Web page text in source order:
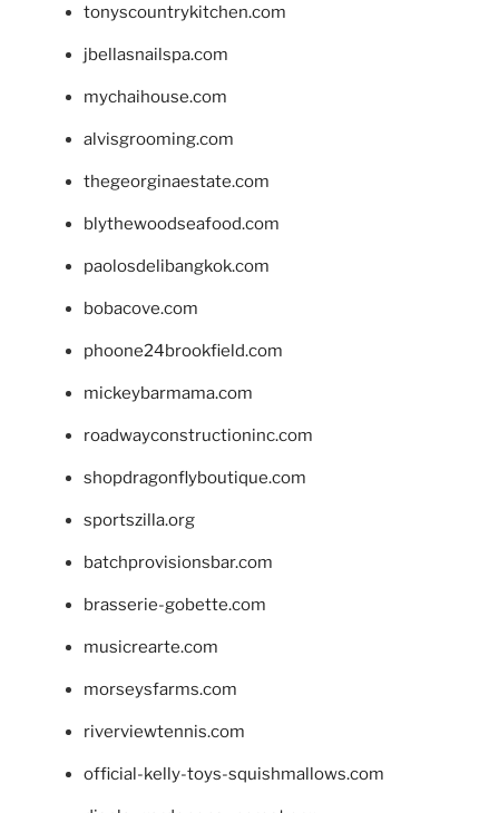
tonyscountrykitchen.com
jbellasnailspa.com
mychaihouse.com
alvisgrooming.com
thegeorginaestate.com
blythewoodseafood.com
paolosdelibangkok.com
bobacove.com
phoone24brookfield.com
mickeybarmama.com
roadwayconstructioninc.com
shopdragonflyboutique.com
sportszilla.org
batchprovisionsbar.com
brasserie-gobette.com
musicrearte.com
morseysfarms.com
riverviewtennis.com
official-kelly-toys-squishmallows.com